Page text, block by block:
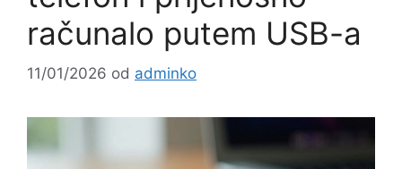
računalo putem USB-a
11/01/2026 od adminko